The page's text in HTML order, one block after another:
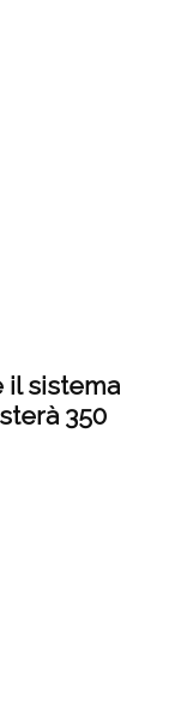
il sistema
350